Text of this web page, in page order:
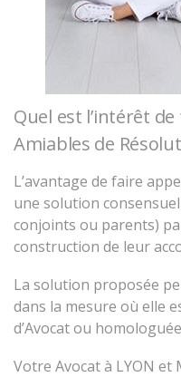
Quel est l’intérêt
Amiables de
L’avantage de faire
une solution
conjoints ou parents)
construction de leur
La solution proposée
dans la mesure où elle
d’Avocat ou
Votre Avocat à LYON